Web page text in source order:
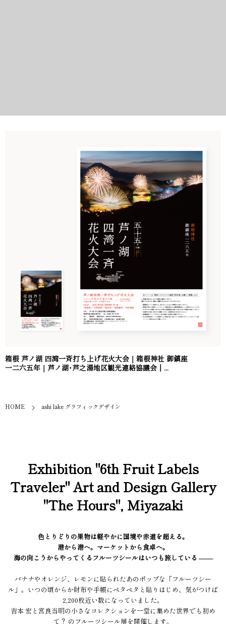
箱根 芦ノ湖 四湾一斉打ち上げ花火大会｜箱根神社 御鎮座
一二六五年｜芦ノ湖･芦之湯地区観光連絡協議会｜...
HOME ashi lake グラフィックデザイン
Exhibition "6th Fruit Labels
Traveler" Art and Design Gallery
"The Hours", Miyazaki
色とりどりの果物は軽やかに国境や赤道を超える。
港から港へ。マーケットから食卓へ。
海の向こうからやってくるフルーツシールはいつも旅している ––––
バナナやオレンジ、レモンに貼られたあのポップな「フルーツシー
ル」。いつの頃からか財布や手帳にペタペタと貼りはじめ、気がつけば
2,200枚近い数になっていました。
吉本 宏と宮良当明の小さなコレクションを一堂に集めた世界でも初め
て？ のフルーツシール展を開催します。